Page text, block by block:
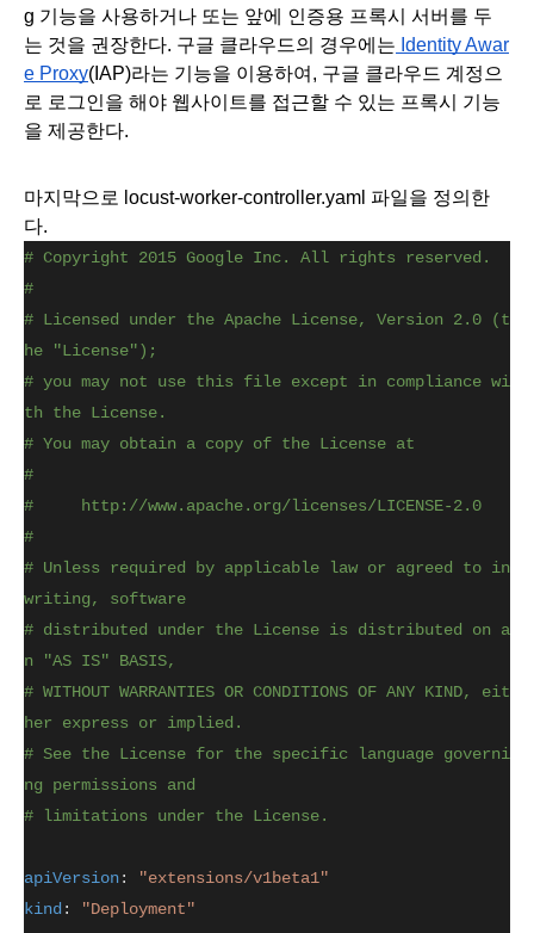
g 기능을 사용하거나 또는 앞에 인증용 프록시 서버를 두
는 것을 권장한다. 구글 클라우드의 경우에는 Identity Awar
e Proxy(IAP)라는 기능을 이용하여, 구글 클라우드 계정으
로 로그인을 해야 웹사이트를 접근할 수 있는 프록시 기능
을 제공한다.
마지막으로 locust-worker-controller.yaml 파일을 정의한
다.
# Copyright 2015 Google Inc. All rights reserved.
#
# Licensed under the Apache License, Version 2.0 (t
he "License");
# you may not use this file except in compliance wi
th the License.
# You may obtain a copy of the License at
#
#     http://www.apache.org/licenses/LICENSE-2.0
#
# Unless required by applicable law or agreed to in
writing, software
# distributed under the License is distributed on a
n "AS IS" BASIS,
# WITHOUT WARRANTIES OR CONDITIONS OF ANY KIND, eit
her express or implied.
# See the License for the specific language governi
ng permissions and
# limitations under the License.
apiVersion:
"extensions/v1beta1"
kind:
"Deployment"